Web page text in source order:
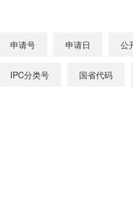
申请号 申请日 公
IPC分类号 国省代码